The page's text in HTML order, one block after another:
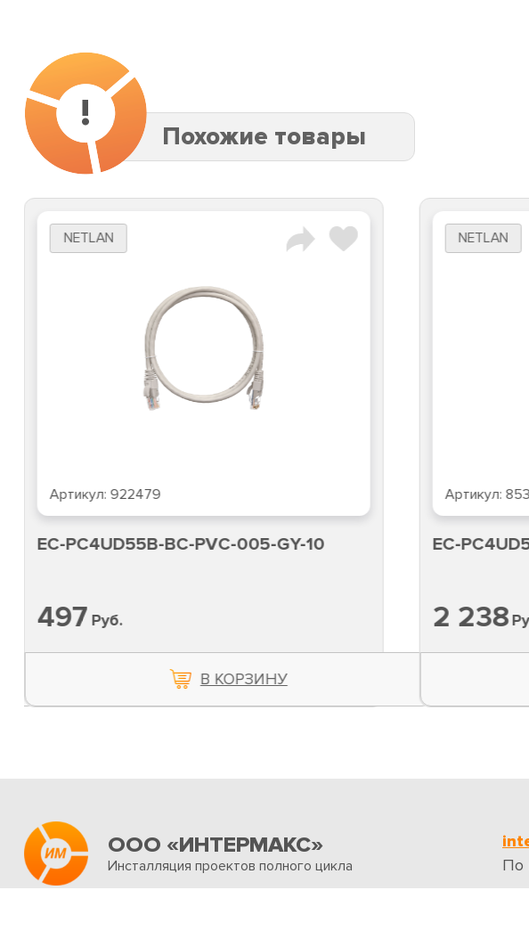
!
Похожие товары
NETLAN
Артикул: 922479
EC-PC4UD55B-BC-PVC-005-GY-10
497 Руб.
В КОРЗИНУ
NETLAN
Артикул:
EC-
2 238
ООО «ИНТЕРМАКС»
Инсталляция проектов полного цикла
По